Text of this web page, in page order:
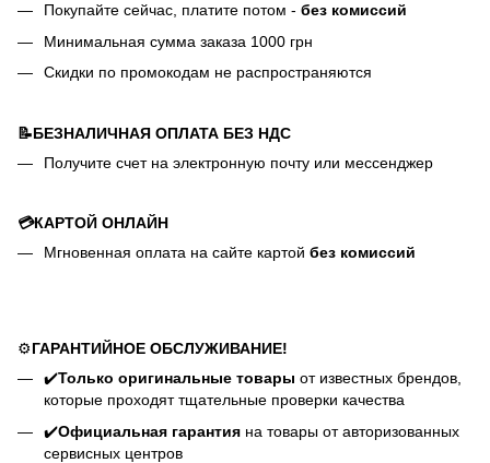
Покупайте сейчас, платите потом - без комиссий
Минимальная сумма заказа 1000 грн
Скидки по промокодам не распространяются
📝БЕЗНАЛИЧНАЯ ОПЛАТА БЕЗ НДС
Получите счет на электронную почту или мессенджер
💳КАРТОЙ ОНЛАЙН
Мгновенная оплата на сайте картой без комиссий
⚙️ГАРАНТИЙНОЕ ОБСЛУЖИВАНИЕ!
✔️Только оригинальные товары от известных брендов,
которые проходят тщательные проверки качества
✔️Официальная гарантия на товары от авторизованных
сервисных центров